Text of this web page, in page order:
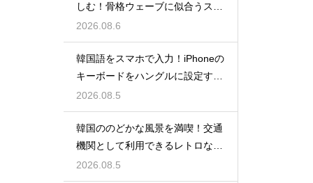
しむ！骨格ウェーブに似合うスタ
イルの特徴
2026.08.6
韓国語をスマホで入力！iPhoneの
キーボードをハングルに設定する
手順
2026.08.5
韓国ののどかな風景を満喫！交通
機関として利用できるレトロな観
光の馬車
2026.08.5